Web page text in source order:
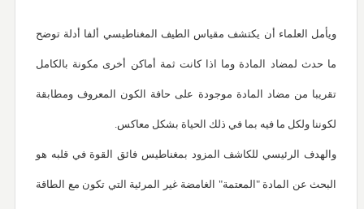
ويأمل العلماء أن يكتشف مقياس الطيف المغناطيسي ألفا أدلة توضح
ما حدث لمضاد المادة وما اذا كانت ثمة أماكن أخرى مكونة بالكامل
تقريبا من مضاد المادة موجودة على حافة الكون المعروف ومطابقة
لكوننا ولكل ما فيه بما في ذلك الحياة بشكل معاكس.
والهدف الرئيسي للكاشف المزود بمغناطيس فائق القوة في قلبه هو
البحث عن المادة "المعتمة" الغامضة غير المرئية التي تكون مع الطاقة